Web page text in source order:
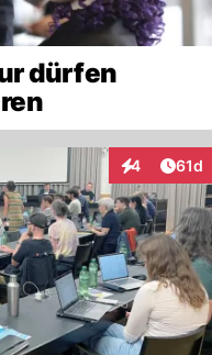
der
dürfen
4
Interaktionen
61d